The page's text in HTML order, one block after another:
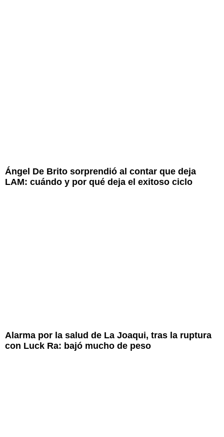
Ángel De Brito sorprendió al contar que deja
LAM: cuándo y por qué deja el exitoso ciclo
Alarma por la salud de La Joaqui, tras la ruptura
con Luck Ra: bajó mucho de peso